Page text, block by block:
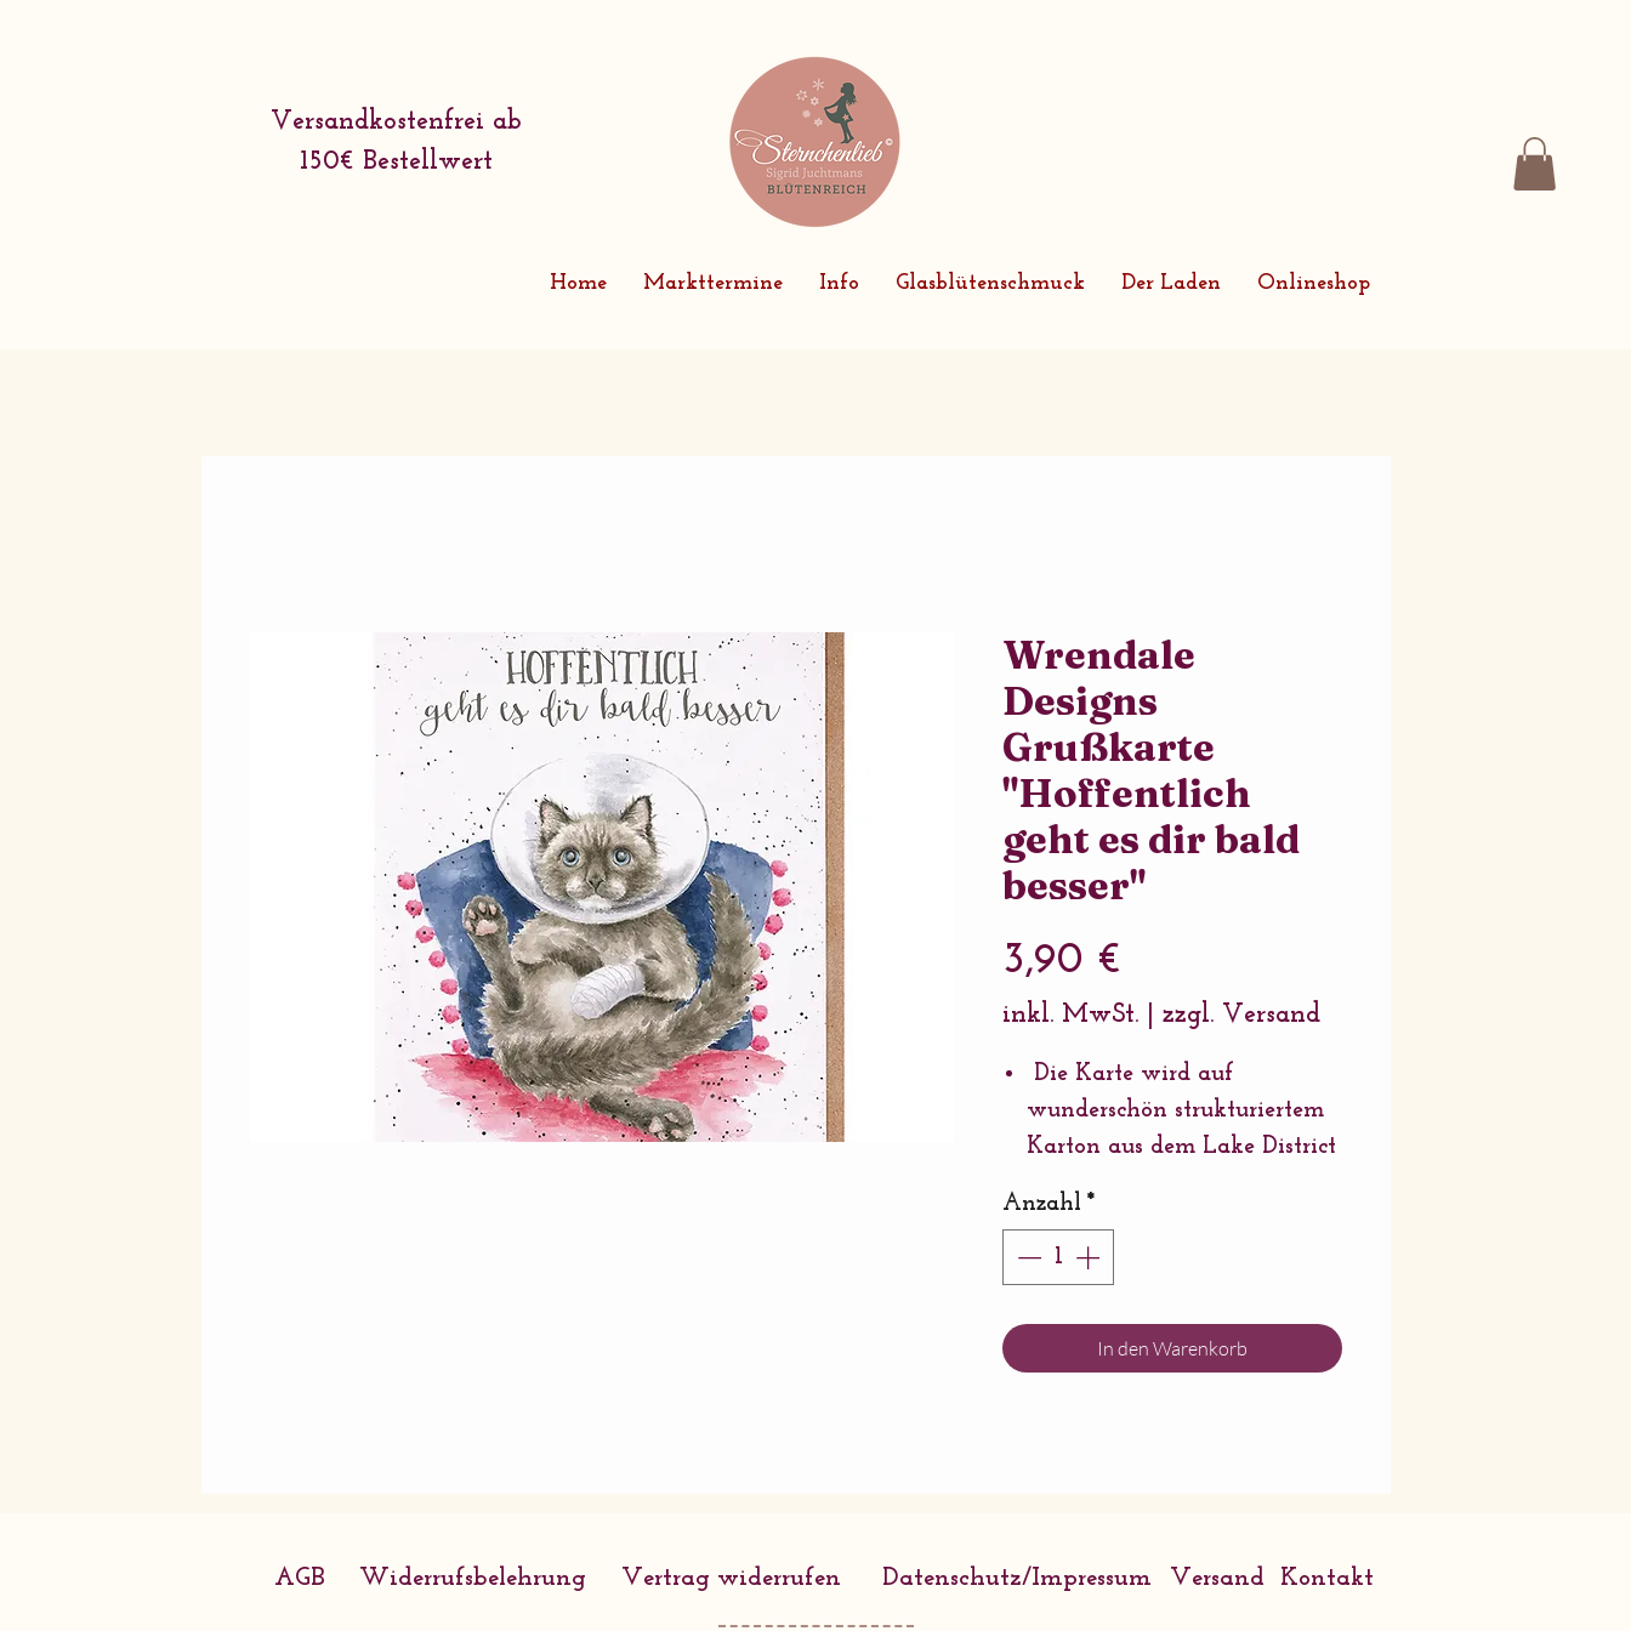
Home Markttermine Info Glasblütenschmuck Der Laden Onlineshop
Versandkostenfrei ab
150€ Bestellwert
Wrendale
Designs
Grußkarte
"Hoffentlich
geht es dir bald
besser"
3,90 €
inkl. MwSt. zzgl. Versand
Die Karte wird auf
wunderschön strukturiertem
Karton aus dem Lake District
Umschlag geliefert.
170 mm x 138 mm.
Von Wrendale Designs
Anzahl *
In den Warenkorb
AGB Widerrufsbelehrung Vertrag widerrufen Datenschutz/Impressum Versand Kontakt